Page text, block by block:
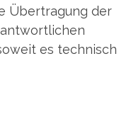
Übertragung der
es technisch